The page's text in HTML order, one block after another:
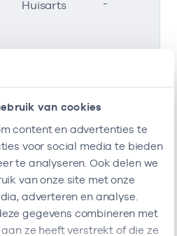
van cookies
content en advertenties te
voor social media te bieden
te analyseren. Ook delen we
van onze site met onze
adverteren en analyse.
gegevens combineren met
ze heeft verstrekt of die ze
volgende vestigingen
Huisarts -
Huisarts -
met